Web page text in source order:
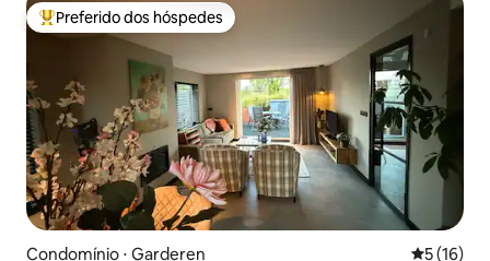
Entre os melhores preferidos dos hóspedes
Preferido dos hóspedes
Condomínio ⋅ Garderen 5 de uma
5 (16)